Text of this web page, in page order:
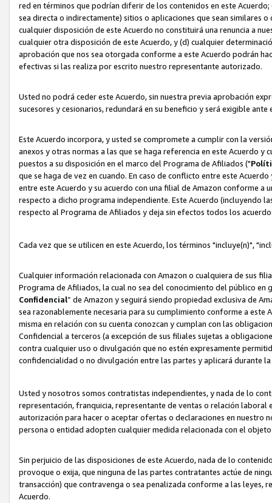
red en términos que podrían diferir de los contenidos en este
sea directa o indirectamente) sitios o aplicaciones que sean similares
cualquier disposición de este Acuerdo no constituirá una renuncia a
cualquier otra disposición de este Acuerdo, y (d) cualquier
aprobación que nos sea otorgada conforme a este Acuerdo podrán
efectivas si las realiza por escrito nuestro representante autorizado.
Usted no podrá ceder este Acuerdo, sin nuestra previa aprobación
sucesores y cesionarios, redundará en su beneficio y será exigible
Este Acuerdo incorpora, y usted se compromete a cumplir con la
anexos y otras normas a las que se haga referencia en este Acuerdo
puestos a su disposición en el marco del Programa de Afiliados ("
que se haga de vez en cuando. En caso de conflicto entre este
entre este Acuerdo y su acuerdo con una filial de Amazon conforme
respecto a dicho programa independiente. Este Acuerdo (incluyendo
respecto al Programa de Afiliados y deja sin efectos todos los
Cada vez que se utilicen en este Acuerdo, los términos "incluye(n)",
Cualquier información relacionada con Amazon o cualquiera de sus
Programa de Afiliados, la cual no sea del conocimiento del público
Confidencial” de Amazon y seguirá siendo propiedad exclusiva de
sea razonablemente necesaria para su cumplimiento conforme a
misma en relación con su cuenta conozcan y cumplan con las
Confidencial a terceros (a excepción de sus filiales sujetas a
contra cualquier uso o divulgación que no estén expresamente
confidencialidad o no divulgación entre las partes y aplicará durante
Usted y nosotros somos contratistas independientes, y nada de lo
representación, franquicia, representante de ventas o relación
autorización para hacer o aceptar ofertas o declaraciones en nuestro
persona o entidad adopten cualquier medida relacionada con el
Sin perjuicio de las disposiciones de este Acuerdo, nada de lo
provoque o exija, que ninguna de las partes contratantes actúe de
transacción) que contravenga o sea penalizada conforme a las leyes,
Acuerdo.